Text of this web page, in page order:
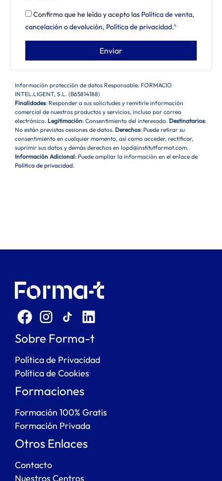
Confirmo que he leído y acepto las Política de venta,
cancelación o devolución, Política de privacidad.*
Información protección de datos Responsable: FORMACIO
INTEL.LIGENT, S.L. (B65814188)
Finalidades: Responder a sus solicitudes y remitirle información
comercial de nuestros productos y servicios, incluso por correo
electrónico. Legitimación: Consentimiento del interesado. Destinatarios:
No están previstas cesiones de datos. Derechos: Puede retirar su
consentimiento en cualquier momento, así como acceder, rectificar,
suprimir sus datos y demás derechos en lopd@institutformat.com.
Información Adicional: Puede ampliar la información en el enlace de
Política de privacidad.
Sobre Forma-t
Política de Privacidad
Política de Cookies
Formaciones
Formación 100% Gratis
Formación Privada
Otros Enlaces
Contacto
Nuestros Centros